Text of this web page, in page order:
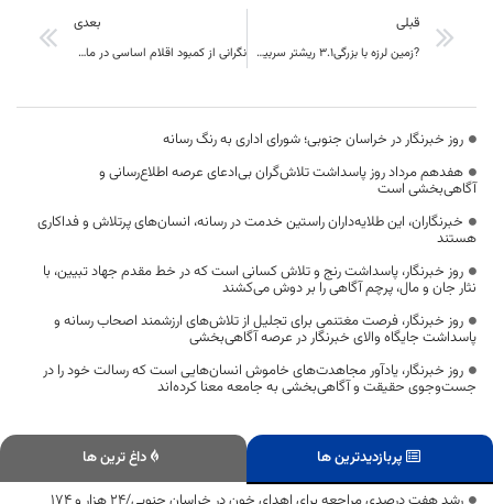
قبلی
?زمین لرزه با بزرگی3.1 ریشتر سربيشه-خراسان جنوبي را لرزاند
بعدی
نگرانی از کمبود اقلام اساسی در ماه رمضان وجود ندارد
روز خبرنگار در خراسان جنوبی؛ شورای اداری به رنگ رسانه
هفدهم مرداد روز پاسداشت تلاش‌گران بی‌ادعای عرصه اطلاع‌رسانی و
آگاهی‌بخشی است
خبرنگاران، این طلایه‌داران راستین خدمت در رسانه، انسان‌های پرتلاش و فداکاری
هستند
روز خبرنگار، پاسداشت رنج و تلاش کسانی است که در خط مقدم جهاد تبیین، با
نثار جان و مال، پرچم آگاهی را بر دوش می‌کشند
روز خبرنگار، فرصت مغتنمی برای تجلیل از تلاش‌های ارزشمند اصحاب رسانه و
پاسداشت جایگاه والای خبرنگار در عرصه آگاهی‌بخشی
روز خبرنگار، یادآور مجاهدت‌های خاموش انسان‌هایی است که رسالت خود را در
جست‌وجوی حقیقت و آگاهی‌بخشی به جامعه معنا کرده‌اند
پربازدیدترین ها
داغ ترین ها